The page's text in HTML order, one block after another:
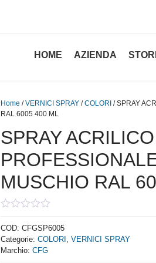
HOME AZIENDA
Home /VERNICI SPRAY /COLORI / SPRAY
RAL 6005 400 ML
SPRAY ACRILICO
MUSCHIO RAL
out
of
5
COD:CFGSP6005
Categorie:COLORI ,VERNICI SPRAY
Marchio:CFG